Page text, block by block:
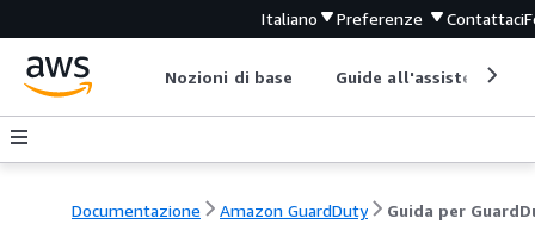
Italiano Preferenze Contattaci
Nozioni di base Guide all'assistenza
Documentazione Amazon GuardDuty